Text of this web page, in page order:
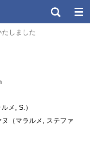
しました
メ, S.）
（マラルメ, ステファ